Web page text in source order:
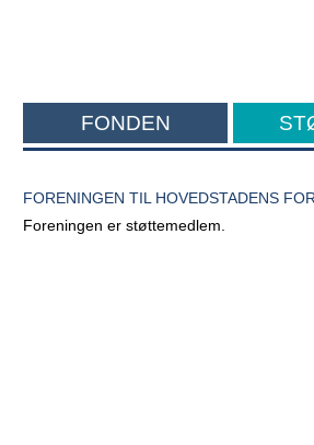
FONDEN
FORENINGEN TIL HOVEDSTADENS
Foreningen er støttemedlem.